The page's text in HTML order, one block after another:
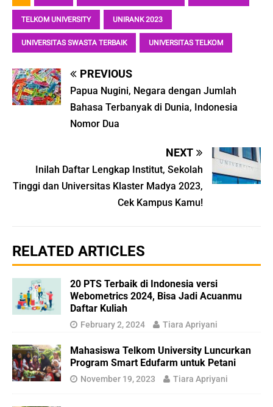
TELKOM UNIVERSITY UNIRANK 2023
UNIVERSITAS SWASTA TERBAIK UNIVERSITAS TELKOM
PREVIOUS
Papua Nugini, Negara dengan Jumlah
Bahasa Terbanyak di Dunia, Indonesia
Nomor Dua
NEXT
Inilah Daftar Lengkap Institut, Sekolah
Tinggi dan Universitas Klaster Madya 2023,
Cek Kampus Kamu!
RELATED ARTICLES
20 PTS Terbaik di Indonesia versi
Webometrics 2024, Bisa Jadi Acuanmu
Daftar Kuliah
February 2, 2024 Tiara Apriyani
Mahasiswa Telkom University Luncurkan
Program Smart Edufarm untuk Petani
November 19, 2023 Tiara Apriyani